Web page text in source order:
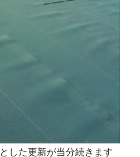
した更新が当分続きます